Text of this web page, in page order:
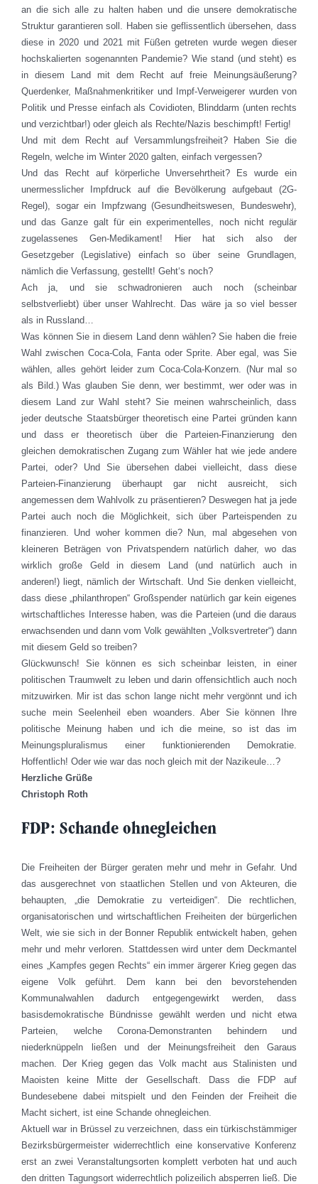
an die sich alle zu halten haben und die unsere demokratische
Struktur garantieren soll. Haben sie geflissentlich übersehen, dass
diese in 2020 und 2021 mit Füßen getreten wurde wegen dieser
hochskalierten sogenannten Pandemie? Wie stand (und steht) es
in diesem Land mit dem Recht auf freie Meinungsäußerung?
Querdenker, Maßnahmenkritiker und Impf-Verweigerer wurden von
Politik und Presse einfach als Covidioten, Blinddarm (unten rechts
und verzichtbar!) oder gleich als Rechte/Nazis beschimpft! Fertig!
Und mit dem Recht auf Versammlungsfreiheit? Haben Sie die
Regeln, welche im Winter 2020 galten, einfach vergessen?
Und das Recht auf körperliche Unversehrtheit? Es wurde ein
unermesslicher Impfdruck auf die Bevölkerung aufgebaut (2G-
Regel), sogar ein Impfzwang (Gesundheitswesen, Bundeswehr),
und das Ganze galt für ein experimentelles, noch nicht regulär
zugelassenes Gen-Medikament! Hier hat sich also der
Gesetzgeber (Legislative) einfach so über seine Grundlagen,
nämlich die Verfassung, gestellt! Geht‘s noch?
Ach ja, und sie schwadronieren auch noch (scheinbar
selbstverliebt) über unser Wahlrecht. Das wäre ja so viel besser
als in Russland…
Was können Sie in diesem Land denn wählen? Sie haben die freie
Wahl zwischen Coca-Cola, Fanta oder Sprite. Aber egal, was Sie
wählen, alles gehört leider zum Coca-Cola-Konzern. (Nur mal so
als Bild.) Was glauben Sie denn, wer bestimmt, wer oder was in
diesem Land zur Wahl steht? Sie meinen wahrscheinlich, dass
jeder deutsche Staatsbürger theoretisch eine Partei gründen kann
und dass er theoretisch über die Parteien-Finanzierung den
gleichen demokratischen Zugang zum Wähler hat wie jede andere
Partei, oder? Und Sie übersehen dabei vielleicht, dass diese
Parteien-Finanzierung überhaupt gar nicht ausreicht, sich
angemessen dem Wahlvolk zu präsentieren? Deswegen hat ja jede
Partei auch noch die Möglichkeit, sich über Parteispenden zu
finanzieren. Und woher kommen die? Nun, mal abgesehen von
kleineren Beträgen von Privatspendern natürlich daher, wo das
wirklich große Geld in diesem Land (und natürlich auch in
anderen!) liegt, nämlich der Wirtschaft. Und Sie denken vielleicht,
dass diese „philanthropen“ Großspender natürlich gar kein eigenes
wirtschaftliches Interesse haben, was die Parteien (und die daraus
erwachsenden und dann vom Volk gewählten „Volksvertreter“) dann
mit diesem Geld so treiben?
Glückwunsch! Sie können es sich scheinbar leisten, in einer
politischen Traumwelt zu leben und darin offensichtlich auch noch
mitzuwirken. Mir ist das schon lange nicht mehr vergönnt und ich
suche mein Seelenheil eben woanders. Aber Sie können Ihre
politische Meinung haben und ich die meine, so ist das im
Meinungspluralismus einer funktionierenden Demokratie.
Hoffentlich! Oder wie war das noch gleich mit der Nazikeule…?
Herzliche Grüße
Christoph Roth
FDP: Schande ohnegleichen
Die Freiheiten der Bürger geraten mehr und mehr in Gefahr. Und
das ausgerechnet von staatlichen Stellen und von Akteuren, die
behaupten, „die Demokratie zu verteidigen“. Die rechtlichen,
organisatorischen und wirtschaftlichen Freiheiten der bürgerlichen
Welt, wie sie sich in der Bonner Republik entwickelt haben, gehen
mehr und mehr verloren. Stattdessen wird unter dem Deckmantel
eines „Kampfes gegen Rechts“ ein immer ärgerer Krieg gegen das
eigene Volk geführt. Dem kann bei den bevorstehenden
Kommunalwahlen dadurch entgegengewirkt werden, dass
basisdemokratische Bündnisse gewählt werden und nicht etwa
Parteien, welche Corona-Demonstranten behindern und
niederknüppeln ließen und der Meinungsfreiheit den Garaus
machen. Der Krieg gegen das Volk macht aus Stalinisten und
Maoisten keine Mitte der Gesellschaft. Dass die FDP auf
Bundesebene dabei mitspielt und den Feinden der Freiheit die
Macht sichert, ist eine Schande ohnegleichen.
Aktuell war in Brüssel zu verzeichnen, dass ein türkischstämmiger
Bezirksbürgermeister widerrechtlich eine konservative Konferenz
erst an zwei Veranstaltungsorten komplett verboten hat und auch
den dritten Tagungsort widerrechtlich polizeilich absperren ließ. Die